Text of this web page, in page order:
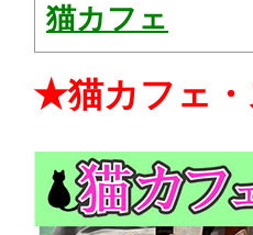
猫カフェ
★猫カフェ・